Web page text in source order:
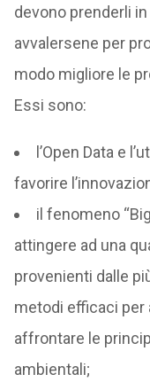
devono prenderli
avvalersene per
modo migliore le
Essi sono:
l’Open Data e
favorire
il fenomeno
attingere ad una
provenienti dalle
metodi efficaci per
affrontare le
ambientali;